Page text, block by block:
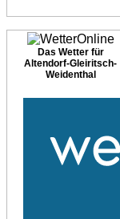
Das Wetter für
Altendorf-Gleiritsch-
Weidenthal